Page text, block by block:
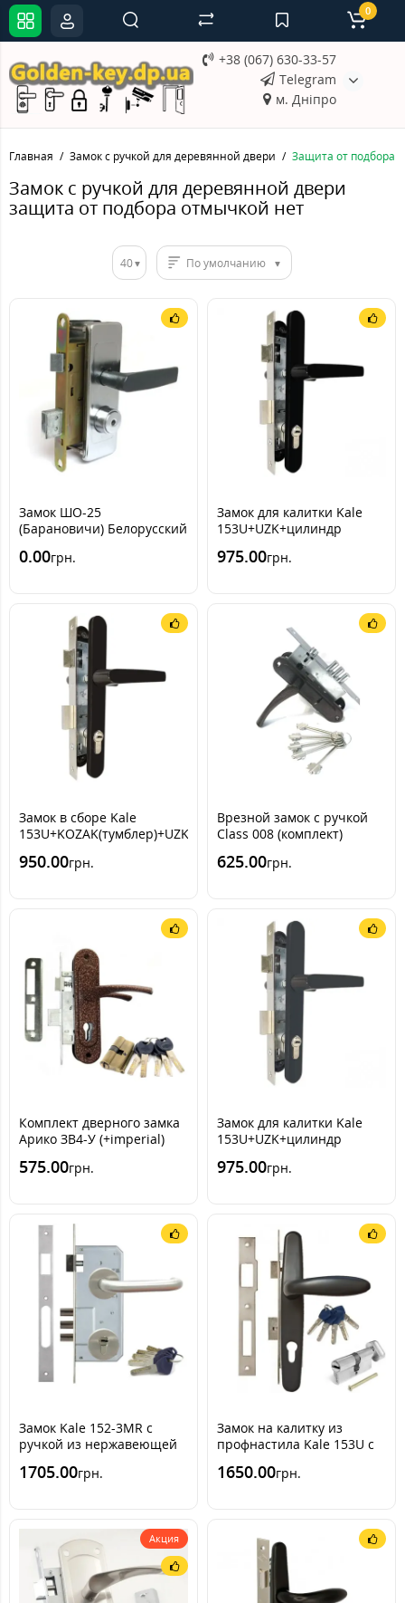
+38 (067) 630-33-57
Telegram
м. Дніпро
0
Главная Замок с ручкой для деревянной двери Защита от подбора
Замок с ручкой для деревянной двери
защита от подбора отмычкой нет
40 По умолчанию
Замок ШО-25
(Барановичи) Белорусский
0.00грн.
Замок для калитки Kale
153U+UZK+цилиндр
975.00грн.
Замок в сборе Kale
153U+KOZAK(тумблер)+UZK(коричневая)
950.00грн.
Врезной замок с ручкой
Class 008 (комплект)
625.00грн.
Комплект дверного замка
Арико ЗВ4-У (+imperial)
575.00грн.
Замок для калитки Kale
153U+UZK+цилиндр
975.00грн.
Замок Kale 152-3MR с
ручкой из нержавеющей
EM)
1705.00грн.
Замок на калитку из
профнастила Kale 153U с
[Антрацитово-серый]
1650.00грн.
Акция